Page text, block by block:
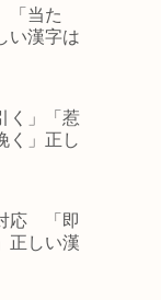
「当た
い漢字は
く」「惹
く」正し
応 「即
正しい漢